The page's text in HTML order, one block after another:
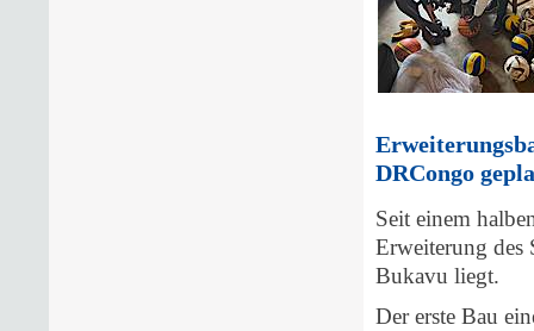
DRCongo
Seit einem
Erweiterung des
Bukavu liegt.
Der erste Bau